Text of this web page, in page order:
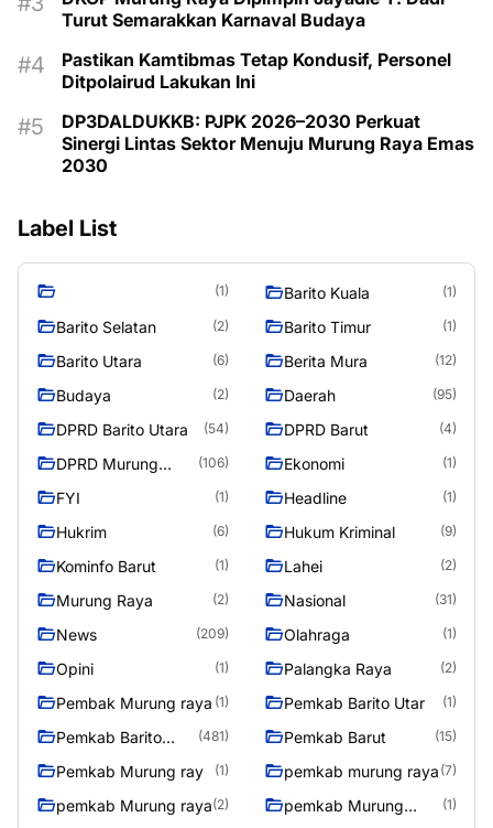
Turut Semarakkan Karnaval Budaya
Pastikan Kamtibmas Tetap Kondusif, Personel
Ditpolairud Lakukan Ini
DP3DALDUKKB: PJPK 2026–2030 Perkuat
Sinergi Lintas Sektor Menuju Murung Raya Emas
2030
Label List
(1) Barito Kuala (1)
Barito Selatan (2) Barito Timur (1)
Barito Utara (6) Berita Mura (12)
Budaya (2) Daerah (95)
DPRD Barito Utara (54) DPRD Barut (4)
DPRD Murung
(106) Ekonomi (1)
FYI (1) Headline (1)
Hukrim (6) Hukum Kriminal (9)
Kominfo Barut (1) Lahei (2)
Murung Raya (2) Nasional (31)
News (209) Olahraga (1)
Opini (1) Palangka Raya (2)
Pembak Murung raya (1) Pemkab Barito Utar (1)
Pemkab Barito
(481) Pemkab Barut (15)
Pemkab Murung ray (1) pemkab murung raya (7)
pemkab Murung raya(2)
pemkab Murung
(1)